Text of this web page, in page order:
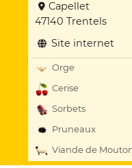
Capellet
47140 Trentels
Site internet
Orge
Cerise
Sorbets
Pruneaux
Viande de